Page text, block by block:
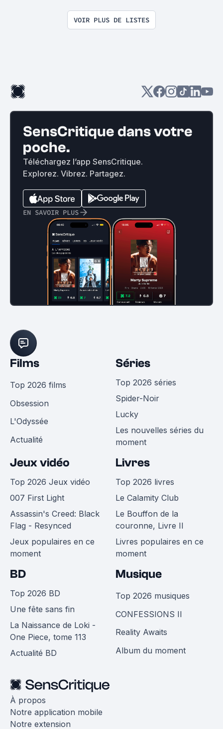
VOIR PLUS DE LISTES
SensCritique dans votre
poche.
Téléchargez l’app SensCritique.
Explorez. Vibrez. Partagez.
EN SAVOIR PLUS
Films
Top 2026 films
Obsession
L'Odyssée
Actualité
Séries
Top 2026 séries
Spider-Noir
Lucky
Les nouvelles séries du
moment
Jeux vidéo
Top 2026 Jeux vidéo
007 First Light
Assassin's Creed: Black
Flag - Resynced
Jeux populaires en ce
moment
Livres
Top 2026 livres
Le Calamity Club
Le Bouffon de la
couronne, Livre II
Livres populaires en ce
moment
BD
Top 2026 BD
Une fête sans fin
La Naissance de Loki -
One Piece, tome 113
Actualité BD
Musique
Top 2026 musiques
CONFESSIONS II
Reality Awaits
Album du moment
À propos
Notre application mobile
Notre extension